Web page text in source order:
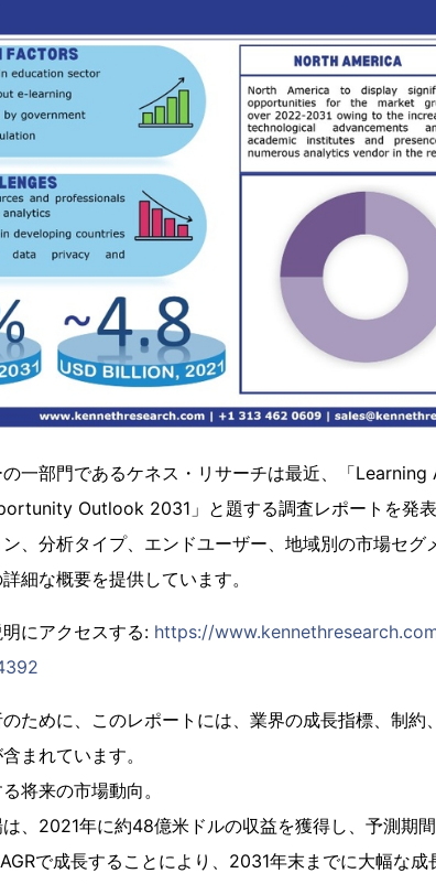
の一部門であるケネス・リサーチは最近、「
Outlook 2031」と題する調査レポートを発
、分析タイプ、エンドユーザー、地域別の市場セグ
細な概要を提供しています。
にアクセスする: https://
ために、このレポートには、業界の成長指標、制
まれています。
将来の市場動向。
、2021年に約48億米ドルの収益を獲得し、予測期
で成長することにより、2031年末までに大幅な成